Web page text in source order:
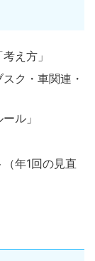
え方」
ク・車関連・
ル」
年1回の見直